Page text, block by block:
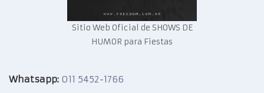
Sitio Web Oficial de SHOWS DE
HUMOR para Fiestas
Whatsapp: 011 5452-1766